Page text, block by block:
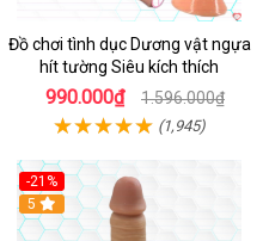
Đồ chơi tình dục Dương vật ngựa
hít tường Siêu kích thích
990.000₫ 1.596.000₫
(1,945)
-21%
Hot
5